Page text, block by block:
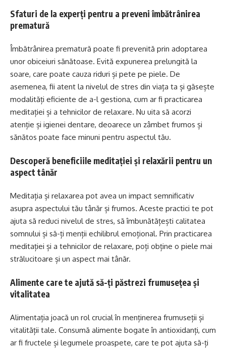
Sfaturi de la experți pentru a preveni îmbătrânirea
prematură
Îmbătrânirea prematură poate fi prevenită prin adoptarea
unor obiceiuri sănătoase. Evită expunerea prelungită la
soare, care poate cauza riduri și pete pe piele. De
asemenea, fii atent la nivelul de stres din viața ta și găsește
modalități eficiente de a-l gestiona, cum ar fi practicarea
meditației și a tehnicilor de relaxare. Nu uita să acorzi
atenție și igienei dentare, deoarece un zâmbet frumos și
sănătos poate face minuni pentru aspectul tău.
Descoperă beneficiile meditației și relaxării pentru un
aspect tânăr
Meditația și relaxarea pot avea un impact semnificativ
asupra aspectului tău tânăr și frumos. Aceste practici te pot
ajuta să reduci nivelul de stres, să îmbunătățești calitatea
somnului și să-ți menții echilibrul emoțional. Prin practicarea
meditației și a tehnicilor de relaxare, poți obține o piele mai
strălucitoare și un aspect mai tânăr.
Alimente care te ajută să-ți păstrezi frumusețea și
vitalitatea
Alimentația joacă un rol crucial în menținerea frumuseții și
vitalității tale. Consumă alimente bogate în antioxidanți, cum
ar fi fructele și legumele proaspete, care te pot ajuta să-ți